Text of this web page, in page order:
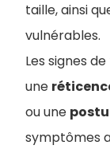
taille, ainsi
vulnérables.
Les signes
une
ou une
symptômes